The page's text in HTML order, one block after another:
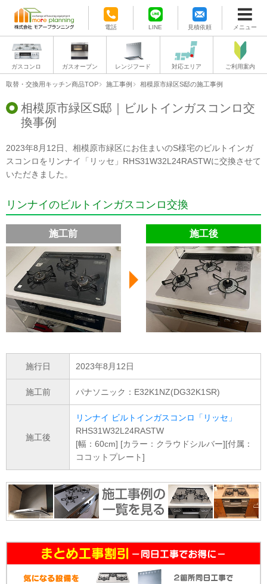
電話 LINE 見積依頼 メニュー
ガスコンロ ガスオーブン レンジフード 対応エリア ご利用案内
取替・交換用キッチン商品TOP 施工事例 相模原市緑区S邸の施工事例
相模原市緑区S邸｜ビルトインガスコンロ交
換事例
2023年8月12日、相模原市緑区にお住まいのS様宅のビルトインガ
スコンロをリンナイ「リッセ」RHS31W32L24RASTWに交換させて
いただきました。
リンナイのビルトインガスコンロ交換
施工前 施工後
施行日 2023年8月12日
施工前 パナソニック：E32K1NZ(DG32K1SR)
施工後
リンナイ ビルトインガスコンロ「リッセ」
RHS31W32L24RASTW
[幅：60cm] [カラー：クラウドシルバー][付属：
ココットプレート]